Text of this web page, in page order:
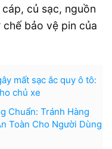
củ sạc, nguồn
bảo vệ pin của
mất sạc ắc quy ô tô:
chủ xe
Chuẩn: Tránh Hàng
Toàn Cho Người Dùng